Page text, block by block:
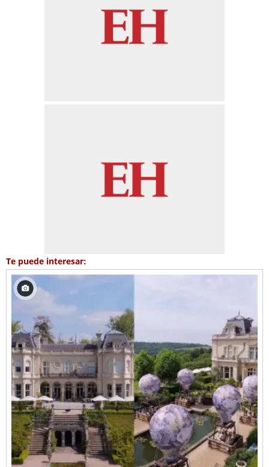
Te puede interesar: